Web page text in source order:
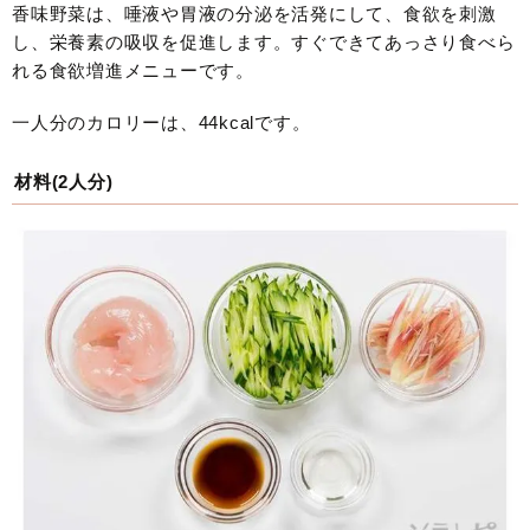
香味野菜は、唾液や胃液の分泌を活発にして、食欲を刺激
し、栄養素の吸収を促進します。すぐできてあっさり食べら
れる食欲増進メニューです。
一人分のカロリーは、44kcalです。
材料(2人分)